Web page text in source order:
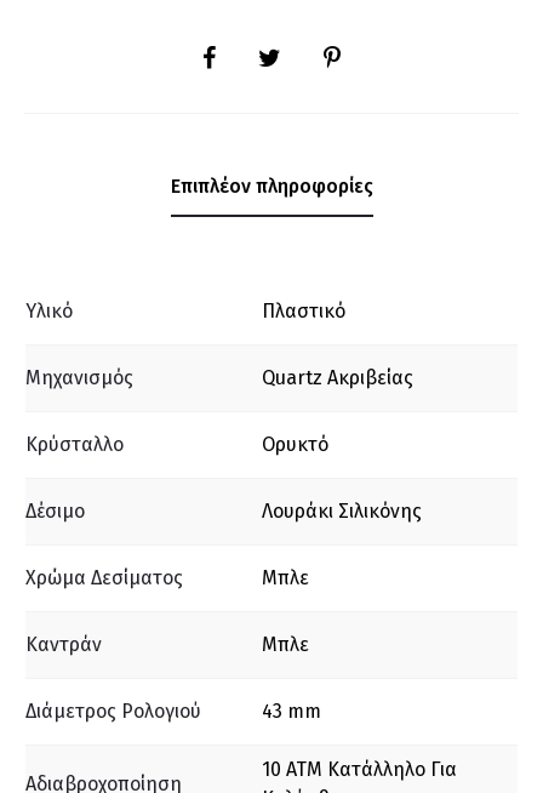
SHARE
Επιπλέον πληροφορίες
Υλικό Πλαστικό
Μηχανισμός Quartz Ακριβείας
Κρύσταλλο Ορυκτό
Δέσιμο Λουράκι Σιλικόνης
Χρώμα Δεσίματος Μπλε
Καντράν Μπλε
Διάμετρος Ρολογιού 43 mm
Αδιαβροχοποίηση
10 ΑΤΜ Κατάλληλο Για